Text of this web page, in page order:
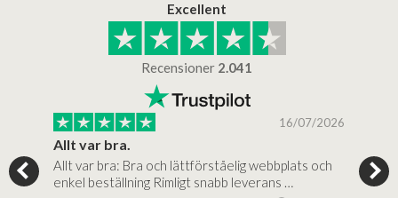
Excellent
Recensioner 2.041
16/07/2026
Allt var bra.
Allt var bra: Bra och lättförståelig webbplats och
enkel beställning Rimligt snabb leverans …
Jag